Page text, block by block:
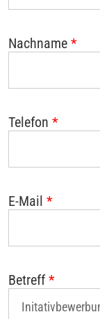
Nachname *
Telefon *
E-Mail *
Betreff *